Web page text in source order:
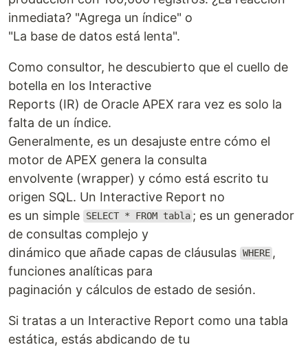
inmediata? "Agrega un índice" o
"La base de datos está lenta".
Como consultor, he descubierto que el cuello de
botella en los Interactive
Reports (IR) de Oracle APEX rara vez es solo la
falta de un índice.
Generalmente, es un desajuste entre cómo el
motor de APEX genera la consulta
envolvente (wrapper) y cómo está escrito tu
origen SQL. Un Interactive Report no
es un simple
SELECT * FROM tabla ; es un generador
de consultas complejo y
dinámico que añade capas de cláusulas WHERE ,
funciones analíticas para
paginación y cálculos de estado de sesión.
Si tratas a un Interactive Report como una tabla
estática, estás abdicando de tu